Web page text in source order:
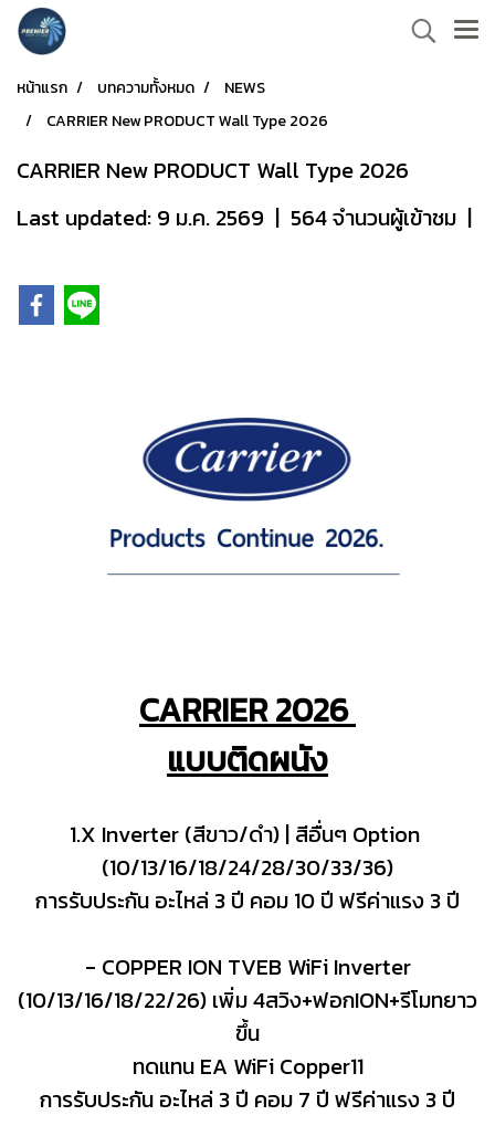
หน้าแรก บทความทั้งหมด
NEWS
CARRIER New PRODUCT Wall Type 2026
CARRIER New PRODUCT Wall Type 2026
Last updated: 9 ม.ค. 2569 | 564 จำนวนผู้เข้าชม |
CARRIER 2026
แบบติดผนัง
1.X Inverter (สีขาว/ดำ) | สีอื่นๆ Option
(10/13/16/18/24/28/30/33/36)
การรับประกัน อะไหล่ 3 ปี คอม 10 ปี ฟรีค่าแรง 3 ปี
- COPPER ION TVEB WiFi Inverter
(10/13/16/18/22/26) เพิ่ม 4สวิง+ฟอกION+รีโมทยาว
ขึ้น
ทดแทน EA WiFi Copper11
การรับประกัน อะไหล่ 3 ปี คอม 7 ปี ฟรีค่าแรง 3 ปี